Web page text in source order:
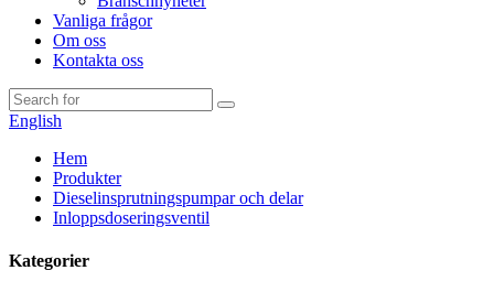
Vanliga frågor
Om oss
Kontakta oss
English
Hem
Produkter
Dieselinsprutningspumpar och delar
Inloppsdoseringsventil
Kategorier